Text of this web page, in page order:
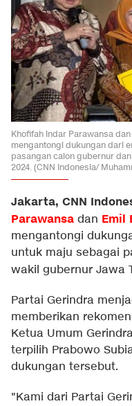
Khofifah Indar Parawansa
mengantongi dukungan dari
pasangan calon gubernur
2024. (CNN Indonesia/
Jakarta, CNN
Parawansa dan Emil
mengantongi
untuk maju sebagai
wakil gubernur Jawa
Partai Gerindra
memberikan
Ketua Umum
terpilih Prabowo
dukungan tersebut.
"Kami dari Partai